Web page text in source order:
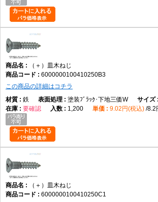
（＋）皿木ねじ
6000000100410250B3
この商品の詳細はコチラ
鉄
塗装ﾌﾞﾗｯｸ･下地三価W
要確認
1,200 9.02円(税込) 8.2
（＋）皿木ねじ
6000000100410250C1